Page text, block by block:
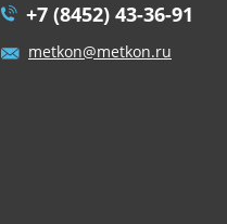
+7 (8452) 43-36-91
metkon@metkon.ru